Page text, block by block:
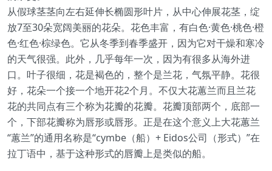
从假球茎茎向左右延伸长椭圆形叶片，从中心伸展花茎，绽
放7至30朵宽阔美丽的花朵。花色丰富，有白色·黄色·桃色·橙
色·红色·棕绿色。它从冬季到春季盛开，因为它对干燥和寒冷
的天气很强。此外，几乎每年一次，因为有很多从海外进
口。叶子很细，花是褐色的，整个是兰花，气氛平静。花很
好，花朵一个接一个地开花2个月。不仅大花蕙兰而且兰花
花的共同点有三个称为花瓣的花瓣。花瓣顶部两个，底部一
个，下部花瓣称为唇形或唇形。正是在这个意义上大花蕙兰
“蕙兰”的通用名称是“cymbe（船）+ Eidos公司（形式）”在
拉丁语中，基于这种形式的唇瓣上是类似的船。